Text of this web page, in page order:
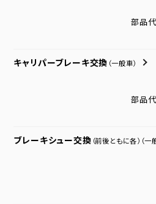
部品代
キャリパーブレーキ交換 （一般車）
部品代
ブレーキシュー交換 （前後ともに各） （一